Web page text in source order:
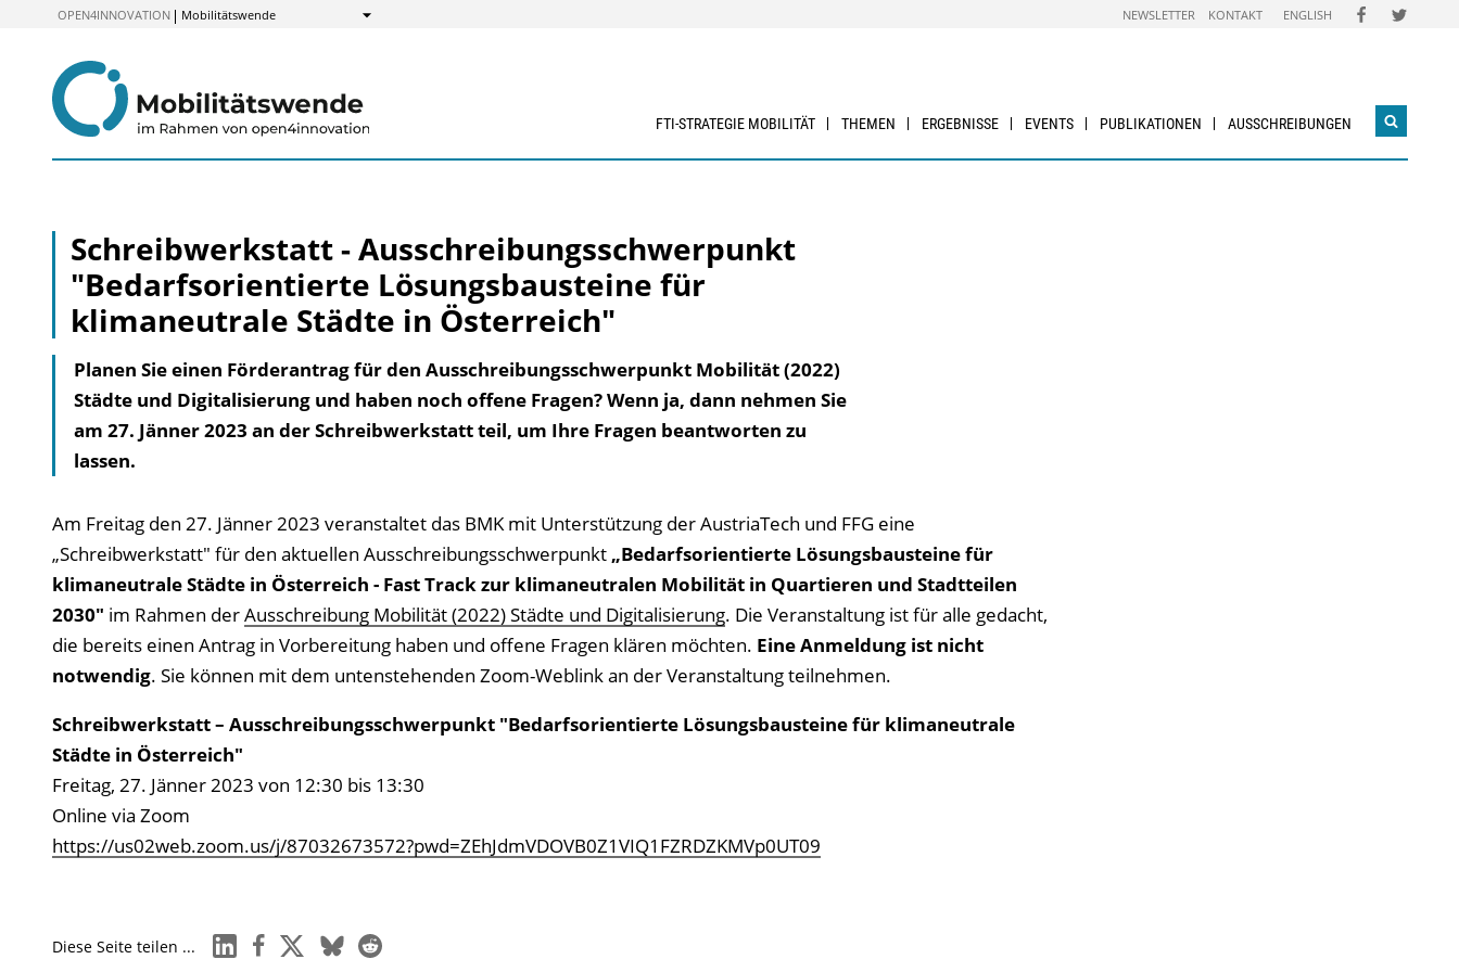
OPEN4INNOVATION Mobilitätswende
Anzeigen
NEWSLETTER KONTAKT ENGLISH FOLGEN
SIE
FOLGEN
SIE
FTI-STRATEGIE MOBILITÄT THEMEN ERGEBNISSE EVENTS PUBLIKATIONEN AUSSCHREIBUNGEN
Schreibwerkstatt - Ausschreibungsschwerpunkt
"Bedarfsorientierte Lösungsbausteine für
klimaneutrale Städte in Österreich"
Planen Sie einen Förderantrag für den Ausschreibungsschwerpunkt Mobilität (2022)
Städte und Digitalisierung und haben noch offene Fragen? Wenn ja, dann nehmen Sie
am 27. Jänner 2023 an der Schreibwerkstatt teil, um Ihre Fragen beantworten zu
lassen.
Am Freitag den 27. Jänner 2023 veranstaltet das BMK mit Unterstützung der AustriaTech und FFG eine
„Schreibwerkstatt" für den aktuellen Ausschreibungsschwerpunkt „Bedarfsorientierte Lösungsbausteine für
klimaneutrale Städte in Österreich - Fast Track zur klimaneutralen Mobilität in Quartieren und Stadtteilen
2030" im Rahmen derAusschreibung Mobilität (2022) Städte und Digitalisierung. Die Veranstaltung ist für alle gedacht,
die bereits einen Antrag in Vorbereitung haben und offene Fragen klären möchten. Eine Anmeldung ist nicht
notwendig. Sie können mit dem untenstehenden Zoom-Weblink an der Veranstaltung teilnehmen.
Schreibwerkstatt – Ausschreibungsschwerpunkt "Bedarfsorientierte Lösungsbausteine für klimaneutrale
Städte in Österreich"
Freitag, 27. Jänner 2023 von 12:30 bis 13:30
Online via Zoom
https://us02web.zoom.us/j/87032673572?pwd=ZEhJdmVDOVB0Z1VIQ1FZRDZKMVp0UT09
Diese Seite teilen ... linkedinfacebook
x blueskyreddit